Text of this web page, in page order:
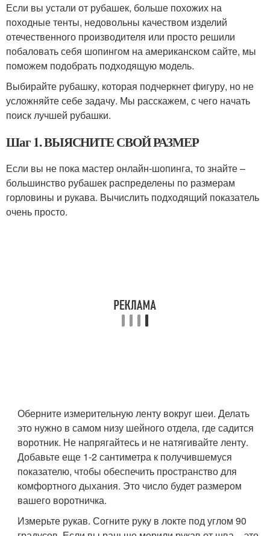
Если вы устали от рубашек, больше похожих на
походные тенты, недовольны качеством изделий
отечественного производителя или просто решили
побаловать себя шопингом на американском сайте, мы
поможем подобрать подходящую модель.
Выбирайте рубашку, которая подчеркнет фигуру, но не
усложняйте себе задачу. Мы расскажем, с чего начать
поиск лучшей рубашки.
Шаг 1. ВЫЯСНИТЕ СВОЙ РАЗМЕР
Если вы не пока мастер онлайн-шопинга, то знайте –
большинство рубашек распределены по размерам
горловины и рукава. Вычислить подходящий показатель
очень просто.
Оберните измерительную ленту вокруг шеи. Делать
это нужно в самом низу шейного отдела, где садится
воротник. Не напрягайтесь и не натягивайте ленту.
Добавьте еще 1-2 сантиметра к получившемуся
показателю, чтобы обеспечить пространство для
комфортного дыхания. Это число будет размером
вашего воротничка.
Измерьте рукав. Согните руку в локте под углом 90